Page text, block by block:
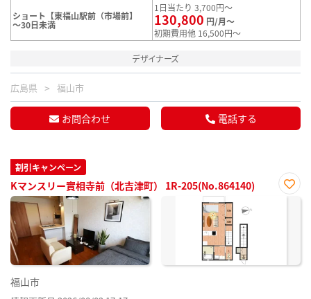
ショート【東福山駅前（市場前】
～30日未満
1日当たり 3,700円～
130,800 円/月～
初期費用他 16,500円～
デザイナーズ
広島県 福山市
お問合わせ 電話する
割引キャンペーン
Kマンスリー實相寺前（北吉津町） 1R-205(No.864140)
お気
福山市